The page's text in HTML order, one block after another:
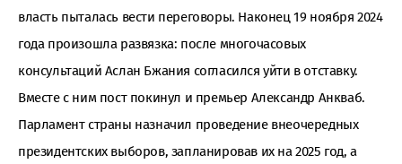
власть пыталась вести переговоры. Наконец 19 ноября 2024
года произошла развязка: после многочасовых
консультаций Аслан Бжания согласился уйти в отставку.
Вместе с ним пост покинул и премьер Александр Анкваб.
Парламент страны назначил проведение внеочередных
президентских выборов, запланировав их на 2025 год, а